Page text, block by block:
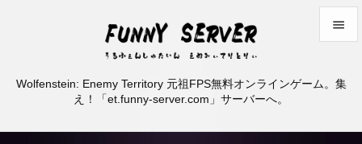
Wolfenstein: Enemy Territory 元祖FPS無料オンラインゲーム。集
え！「et.funny-server.com」サーバーへ。
